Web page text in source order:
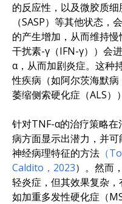
的反应性，以及微胶质
（SASP）等其他状态
的产生增加，从而维持
干扰素-γ（IFN-γ））会
α，从而加剧炎症。这种
性疾病（如阿尔茨海默
萎缩侧索硬化症（ALS）
针对TNF-α的治疗策略
病方面显示出潜力，并
神经病理特征的方法 （
Caldito，2023）。然而
轻炎症，但其效果复杂
如加重多发性硬化症（